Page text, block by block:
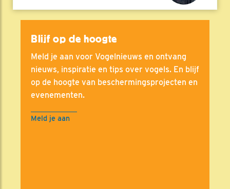
Blijf op de hoogte
Meld je aan voor Vogelnieuws en ontvang
nieuws, inspiratie en tips over vogels. En blijf
op de hoogte van beschermingsprojecten en
evenementen.
Meld je aan